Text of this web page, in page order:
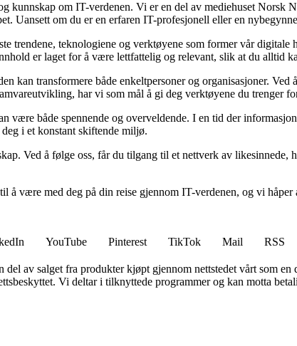
om IT-verdenen. Vi er en del av mediehuset Norsk
Uansett om du er en erfaren IT-profesjonell eller en
trendene, teknologiene og verktøyene som former vår
er laget for å være lettfattelig og relevant, slik at du alltid
kan transformere både enkeltpersoner og organisasjoner.
har vi som mål å gi deg verktøyene du trenger
være både spennende og overveldende. I en tid der
i et konstant skiftende miljø.
Ved å følge oss, får du tilgang til et nettverk av
å være med deg på din reise gjennom IT-verdenen, og vi
YouTube Pinterest TikTok Mail
RSS
av salget fra produkter kjøpt gjennom nettstedet vårt som en
Vi deltar i tilknyttede programmer og kan motta